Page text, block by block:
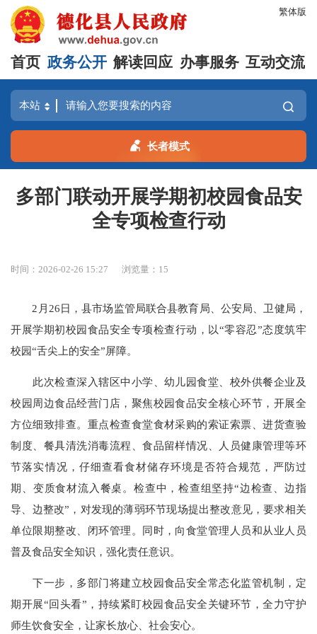
繁体版
首页 政务公开 解读回应 办事服务 互动交流
长者模式
多部门联动开展学期初校园食品安
全专项检查行动
时间：2026-02-26 15:27 浏览量： 15
2月26日，县市场监管局联合县教育局、公安局、卫健局，
开展学期初校园食品安全专项检查行动，以“零容忍”态度筑牢
校园“舌尖上的安全”屏障。
此次检查深入辖区中小学、幼儿园食堂、校外供餐企业及
校园周边食品经营门店，聚焦校园食品安全核心环节，开展全
方位细致排查。重点检查食堂食材采购的索证索票、进货查验
制度、餐具清洗消毒流程、食品留样情况、人员健康管理等环
节落实情况，仔细查看食材储存环境是否符合规范，严防过
期、变质食材流入餐桌。检查中，检查组坚持“边检查、边指
导、边整改”，对发现的薄弱环节现场提出整改意见，要求相关
单位限期整改、闭环管理。同时，向食堂管理人员和从业人员
普及食品安全知识，强化责任意识。
下一步，多部门将建立校园食品安全常态化监管机制，定
期开展“回头看”，持续紧盯校园食品安全关键环节，全力守护
师生饮食安全，让家长放心、社会安心。